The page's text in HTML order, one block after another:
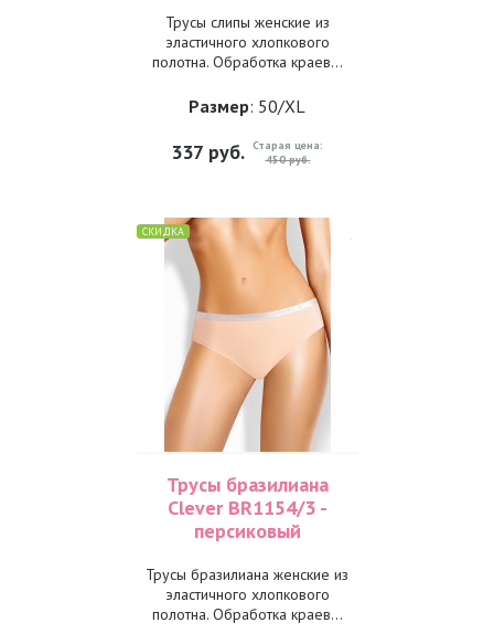
Трусы слипы женские из
эластичного хлопкового
полотна. Обработка краев...
Размер: 50/XL
337 руб. Старая цена:
450 руб.
СКИДКА
Трусы бразилиана
Clever BR1154/3 -
персиковый
Трусы бразилиана женские из
эластичного хлопкового
полотна. Обработка краев...